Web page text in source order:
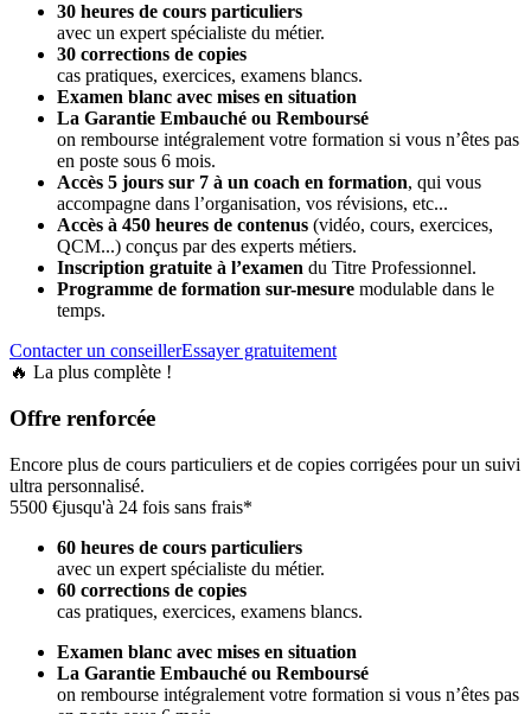
30 heures de cours particuliers
avec un expert spécialiste du métier.
30 corrections de copies
cas pratiques, exercices, examens blancs.
Examen blanc avec mises en situation
La Garantie Embauché ou Remboursé
on rembourse intégralement votre formation si vous n’êtes pas
en poste sous 6 mois.
Accès 5 jours sur 7 à un coach en formation, qui vous
accompagne dans l’organisation, vos révisions, etc...
Accès à 450 heures de contenus (vidéo, cours, exercices,
QCM...) conçus par des experts métiers.
Inscription gratuite à l’examen du Titre Professionnel.
Programme de formation sur-mesure modulable dans le
temps.
Contacter un conseillerEssayer gratuitement
🔥 La plus complète !
Offre renforcée
Encore plus de cours particuliers et de copies corrigées pour un suivi
ultra personnalisé.
5500 €jusqu'à 24 fois sans frais*
60 heures de cours particuliers
avec un expert spécialiste du métier.
60 corrections de copies
cas pratiques, exercices, examens blancs.
Examen blanc avec mises en situation
La Garantie Embauché ou Remboursé
on rembourse intégralement votre formation si vous n’êtes pas